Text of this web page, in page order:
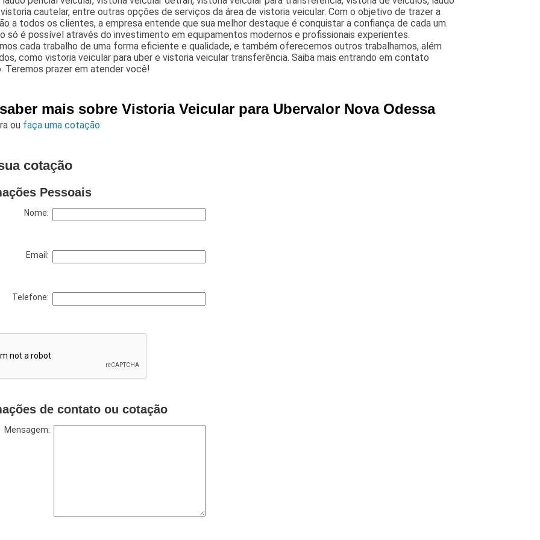
cautelar, entre outras opções de serviços da área de vistoria veicular. Com o objetivo de trazer a
a todos os clientes, a empresa entende que sua melhor destaque é conquistar a confiança de cada um.
só é possível através do investimento em equipamentos modernos e profissionais experientes.
cada trabalho de uma forma eficiente e qualidade, e também oferecemos outros trabalhamos, além
como vistoria veicular para uber e vistoria veicular transferência. Saiba mais entrando em contato
Teremos prazer em atender você!
mais sobre Vistoria Veicular para Ubervalor Nova Odessa
ou faça uma cotação
cotação
Pessoais
Nome:
Email:
Telefone:
de contato ou cotação
Mensagem: